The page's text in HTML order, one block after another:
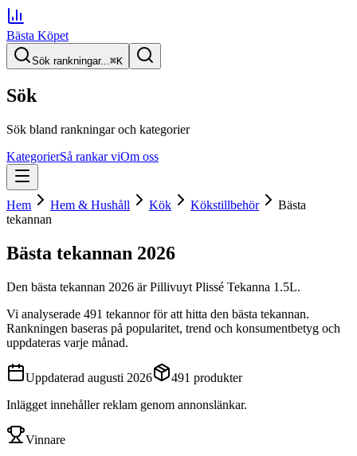
Bästa Köpet
Sök rankningar...⌘K
Sök
Sök bland rankningar och kategorier
KategorierSå rankar viOm oss
Hem Hem & Hushåll Kök Kökstillbehör
Bästa
tekannan
Bästa tekannan 2026
Den bästa tekannan 2026 ärPillivuyt Plissé Tekanna 1.5L.
Vi analyserade 491 tekannorför att hitta den bästa tekannan.
Rankningen baseras på popularitet, trend och konsumentbetyg och
uppdateras varje månad.
Uppdaterad augusti 2026 491 produkter
Inlägget innehåller reklam genom annonslänkar.
Vinnare